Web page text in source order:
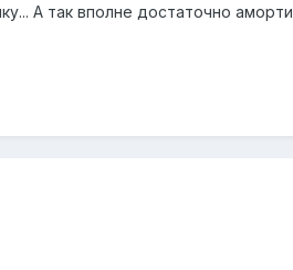
А так вполне достаточно